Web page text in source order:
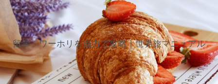
留学・ワーホリを自力で攻略｜世界旅マニュアル